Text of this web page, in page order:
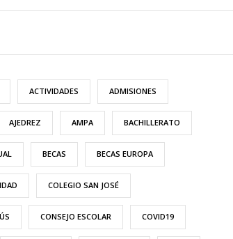
ACTIVIDADES ADMISIONES
AJEDREZ AMPA BACHILLERATO
BECAS BECAS EUROPA
COLEGIO SAN JOSÉ
CONSEJO ESCOLAR COVID19